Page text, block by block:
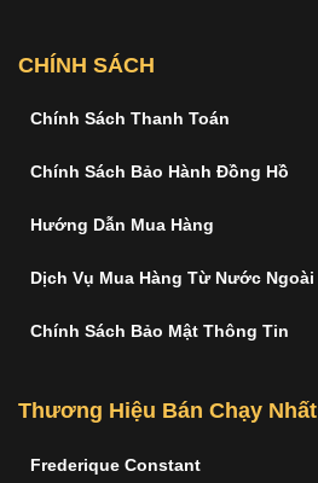
CHÍNH SÁCH
Chính Sách Thanh Toán
Chính Sách Bảo Hành Đồng Hồ
Hướng Dẫn Mua Hàng
Dịch Vụ Mua Hàng Từ Nước Ngoài
Chính Sách Bảo Mật Thông Tin
Thương Hiệu Bán Chạy Nhất
Frederique Constant